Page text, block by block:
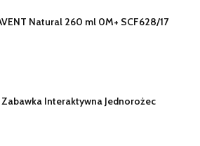
Natural 260 ml 0M+ SCF628/17
Interaktywna Jednorożec